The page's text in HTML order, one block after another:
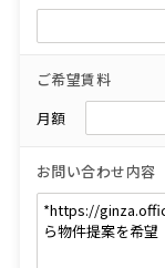
ご希望賃料
月額
お問い合わせ内容